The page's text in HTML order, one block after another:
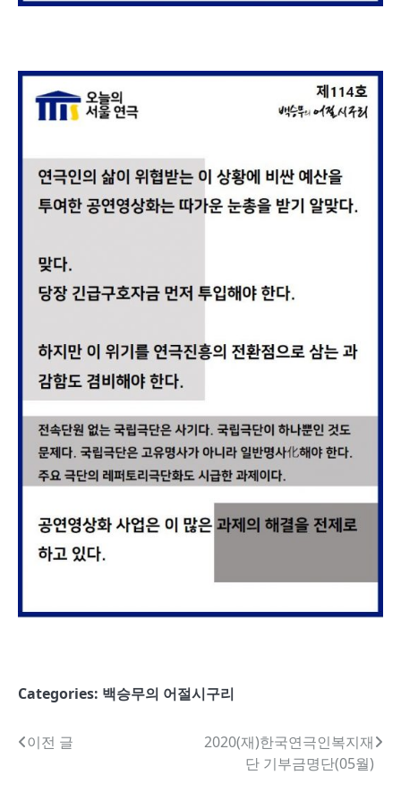
Categories: 백승무의 어절시구리
글이전 글
2020(재)한국연극인복지재
단 기부금명단(05월)